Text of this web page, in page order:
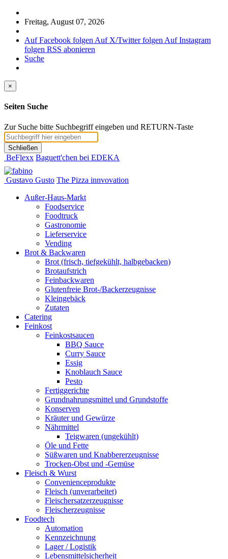
Freitag, August 07, 2026
Auf Facebook folgen Auf X/Twitter folgen Auf Instagram
folgen RSS abonieren
Suche
×
Seiten Suche
Zur Suche bitte Suchbegriff eingeben und RETURN-Taste
Schließen
BeFlexx Baguett'chen bei EDEKA
Gustavo Gusto The Pizza innvovation
Außer-Haus-Markt
Foodservice
Foodtruck
Gastronomie
Lieferservice
Vending
Brot & Backwaren
Brot (frisch, tiefgekühlt, halbgebacken)
Brotaufstrich
Feinbackwaren
Glutenfreie Brot-/Backerzeugnisse
Kleingebäck
Zutaten
Catering
Feinkost
Feinkostsaucen
BBQ Sauce
Curry Sauce
Essig
Knoblauch Sauce
Pesto
Fertiggerichte
Grundnahrungsmittel und Grundstoffe
Konserven
Kräuter und Gewürze
Nährmittel
Teigwaren (ungekühlt)
Öle und Fette
Süßwaren und Knabbererzeugnisse
Trocken-Obst und -Gemüse
Fleisch & Wurst
Convenienceprodukte
Fleisch (unverarbeitet)
Fleischersatzerzeugnisse
Fleischerzeugnisse
Foodtech
Automation
Kennzeichnung
Lager / Logistik
Lebensmittelsicherheit